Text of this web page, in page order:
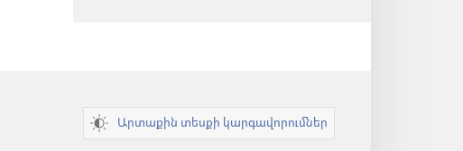
Արտաքին տեսքի կարգավորումներ